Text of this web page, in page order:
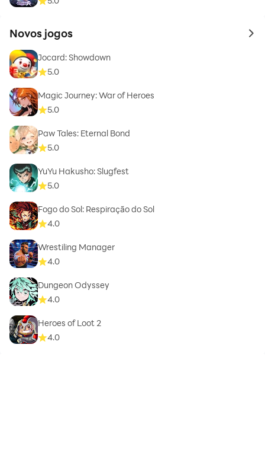
Novos jogos to
Jocard: Showdown
5.0
Magic Journey: War of Heroes
5.0
Paw Tales: Eternal Bond
5.0
YuYu Hakusho: Slugfest
5.0
Fogo do Sol: Respiração do Sol
4.0
Wrestiling Manager
4.0
Dungeon Odyssey
4.0
Heroes of Loot 2
4.0